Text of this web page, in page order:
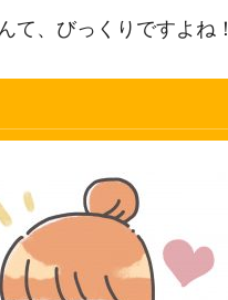
て、びっくりですよね！